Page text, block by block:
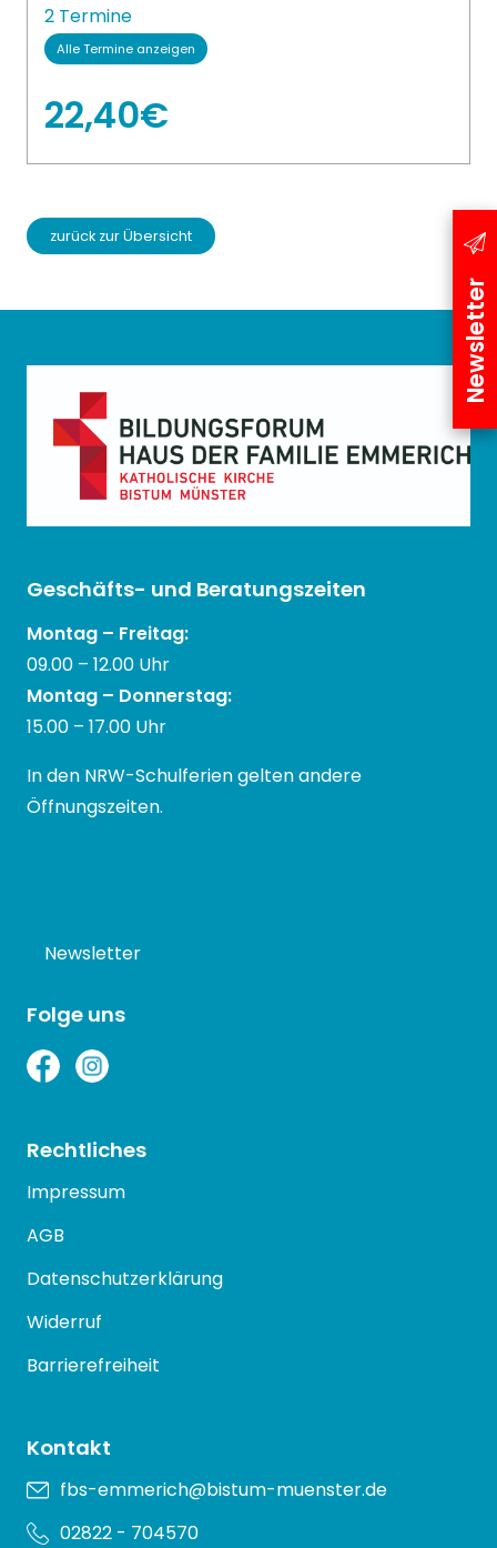
Newsletter
2 Termine
Alle Termine anzeigen
22,40€
zurück zur Übersicht
Geschäfts- und Beratungszeiten
Montag – Freitag:
09.00 – 12.00 Uhr
Montag – Donnerstag:
15.00 – 17.00 Uhr
In den NRW-Schulferien gelten andere
Öffnungszeiten.
Newsletter
Folge uns
Rechtliches
Impressum
AGB
Datenschutzerklärung
Widerruf
Barrierefreiheit
Kontakt
fbs-emmerich@bistum-muenster.de
02822 - 704570